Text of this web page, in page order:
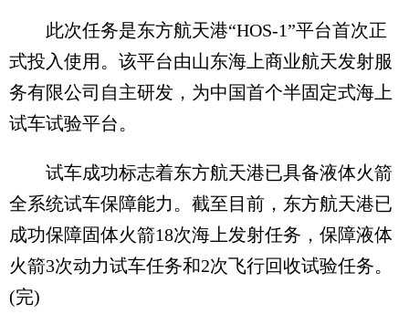
此次任务是东方航天港“HOS-1”平台首次正
式投入使用。该平台由山东海上商业航天发射服
务有限公司自主研发，为中国首个半固定式海上
试车试验平台。
试车成功标志着东方航天港已具备液体火箭
全系统试车保障能力。截至目前，东方航天港已
成功保障固体火箭18次海上发射任务，保障液体
火箭3次动力试车任务和2次飞行回收试验任务。
(完)